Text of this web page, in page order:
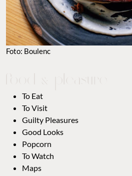
Foto: Boulenc
To Eat
To Visit
Guilty Pleasures
Good Looks
Popcorn
To Watch
Maps